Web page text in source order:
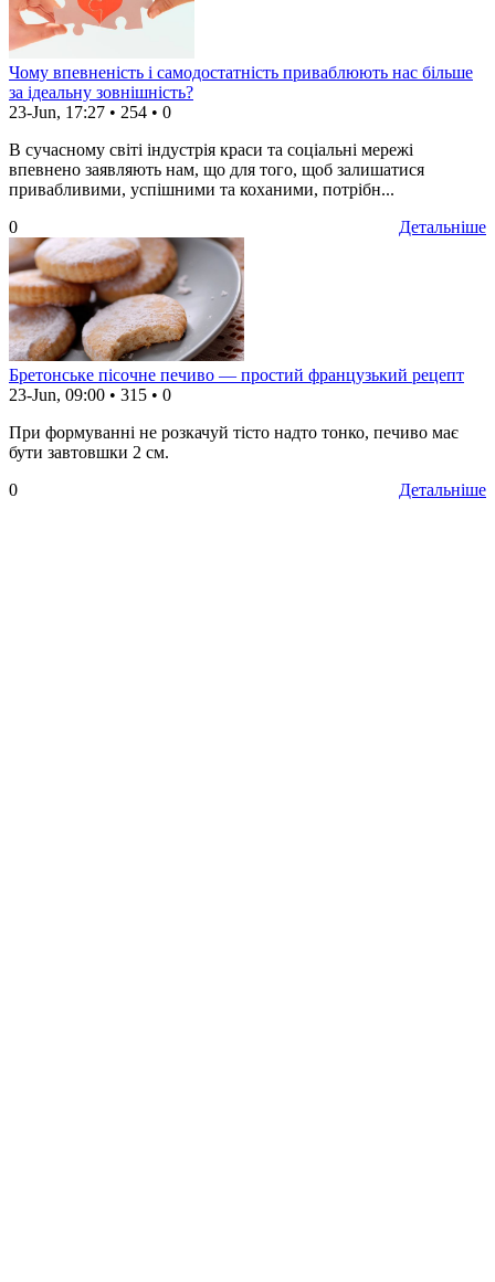
Чому впевненість і самодостатність приваблюють нас більше
за ідеальну зовнішність?
23-Jun, 17:27 • 254 • 0
В сучасному світі індустрія краси та соціальні мережі
впевнено заявляють нам, що для того, щоб залишатися
привабливими, успішними та коханими, потрібн...
Детальніше
0
Бретонське пісочне печиво — простий французький рецепт
23-Jun, 09:00 • 315 • 0
При формуванні не розкачуй тісто надто тонко, печиво має
бути завтовшки 2 см.
Детальніше
0